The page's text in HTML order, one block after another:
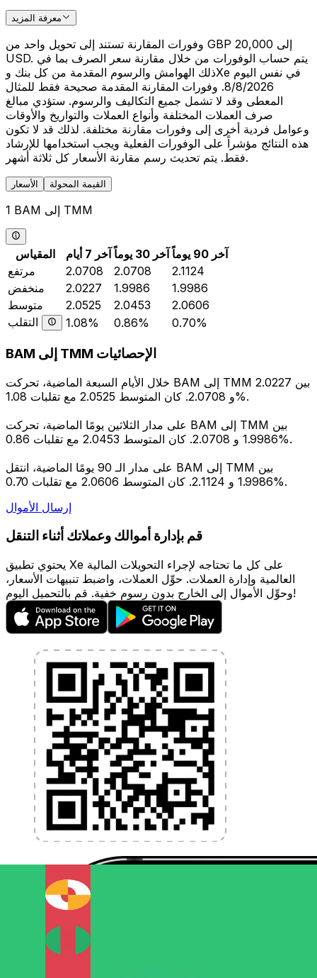
معرفة المزيد
وفورات المقارنة تستند إلى تحويل واحد من GBP 20,000 إلى
USD. يتم حساب الوفورات من خلال مقارنة سعر الصرف بما في
ذلك الهوامش والرسوم المقدمة من كل بنك وXe في نفس اليوم
8/8/2026. وفورات المقارنة المقدمة صحيحة فقط للمثال
المعطى وقد لا تشمل جميع التكاليف والرسوم. ستؤدي مبالغ
صرف العملات المختلفة وأنواع العملات والتواريخ والأوقات
وعوامل فردية أخرى إلى وفورات مقارنة مختلفة. لذلك قد لا تكون
هذه النتائج مؤشراً على الوفورات الفعلية ويجب استخدامها للإرشاد
فقط. يتم تحديث رسم مقارنة الأسعار كل ثلاثة أشهر.
الأسعار القيمة المحولة
1 BAM إلى TMM
المقياس آخر 7 أيام آخر 30 يوماً
آخر 90 يوماً
مرتفع
2.0708 2.0708
2.1124
منخفض
2.0227 1.9986
1.9986
متوسط
2.0525 2.0453
2.0606
التقلب
1.08% 0.86% 0.70%
BAM إلى TMM الإحصائيات
خلال الأيام السبعة الماضية، تحركت BAM إلى TMM بين 2.0227
و 2.0708. كان المتوسط 2.0525 مع تقلبات 1.08%.
على مدار الثلاثين يومًا الماضية، تحركت BAM إلى TMM بين
1.9986 و 2.0708. كان المتوسط 2.0453 مع تقلبات 0.86%.
على مدار الـ 90 يومًا الماضية، انتقل BAM إلى TMM بين
1.9986 و 2.1124. كان المتوسط 2.0606 مع تقلبات 0.70%.
إرسال الأموال
قم بإدارة أموالك وعملاتك أثناء التنقل
يحتوي تطبيق Xe على كل ما تحتاجه لإجراء التحويلات المالية
العالمية وإدارة العملات. حوِّل العملات، واضبط تنبيهات الأسعار،
وحوِّل الأموال إلى الخارج بدون رسوم خفية. قم بالتحميل اليوم!